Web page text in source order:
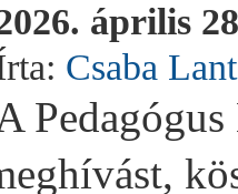
április
Csaba